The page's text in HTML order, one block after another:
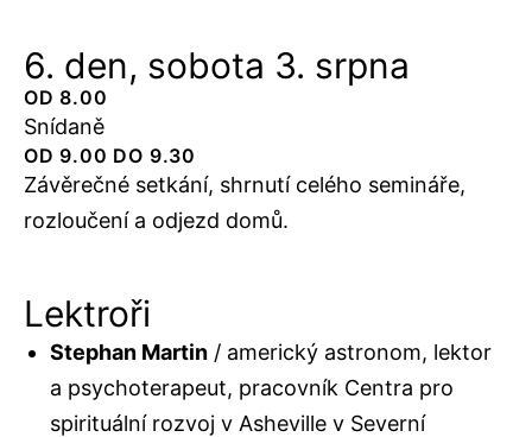
6. den, sobota 3. srpna
OD 8.00
Snídaně
OD 9.00 DO 9.30
Závěrečné setkání, shrnutí celého semináře,
rozloučení a odjezd domů.
Lektroři
Stephan Martin/ americký astronom, lektor
a psychoterapeut, pracovník Centra pro
spirituální rozvoj v Asheville v Severní